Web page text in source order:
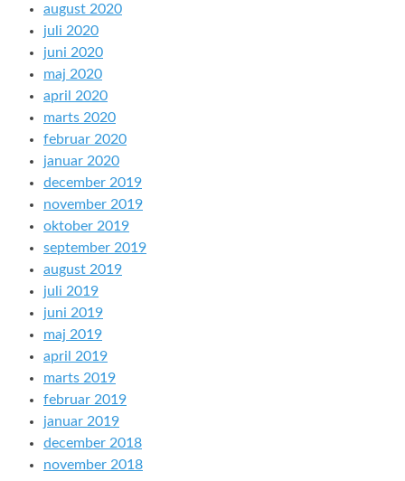
august 2020
juli 2020
juni 2020
maj 2020
april 2020
marts 2020
februar 2020
januar 2020
december 2019
november 2019
oktober 2019
september 2019
august 2019
juli 2019
juni 2019
maj 2019
april 2019
marts 2019
februar 2019
januar 2019
december 2018
november 2018